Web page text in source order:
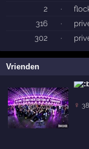
2
·
316 ·
302
·
Vrienden
♀ 38